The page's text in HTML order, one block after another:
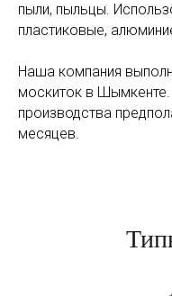
пыли, пыльцы.
пластиковые,
Наша компания
москиток в
производства
месяцев.